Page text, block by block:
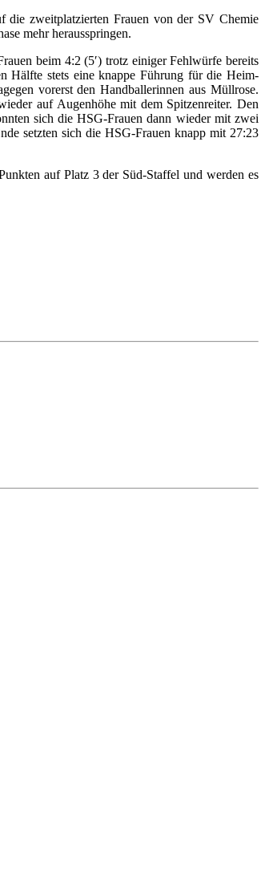
die zweitplatzierten Frauen von der SV Chemie
mehr herausspringen.
beim 4:2 (5′) trotz einiger Fehlwürfe bereits
Hälfte stets eine knappe Führung für die Heim-
vorerst den Handballerinnen aus Müllrose.
auf Augenhöhe mit dem Spitzenreiter. Den
sich die HSG-Frauen dann wieder mit zwei
setzten sich die HSG-Frauen knapp mit 27:23
auf Platz 3 der Süd-Staffel und werden es